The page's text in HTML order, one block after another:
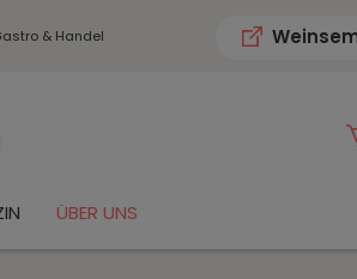
& Handel
ÜBER UNS